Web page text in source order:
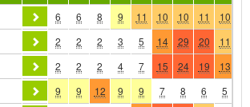
6 6 8 9 11 10 10 11 10
2 2 2 3 5 14 29 20 11
2 2 2 4 7 15 24 19 13
9 9 12 9 9 7 8 6 5